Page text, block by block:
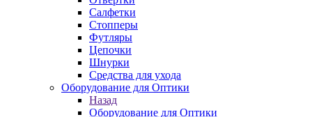
Салфетки
Стопперы
Футляры
Цепочки
Шнурки
Средства для ухода
Оборудование для Оптики
Назад
Оборудование для Оптики